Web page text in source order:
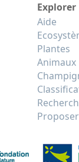
Explorer
Aide
Plantes
Animaux